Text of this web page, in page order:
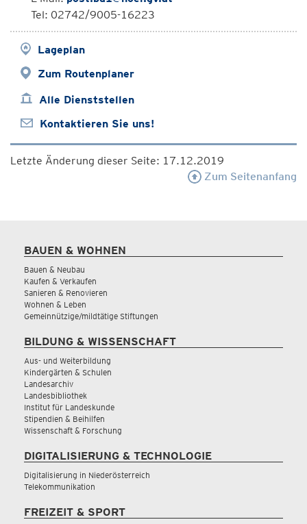
Tel: 02742/9005-16223
Lageplan
Zum Routenplaner
Alle Dienststellen
Kontaktieren Sie uns!
Letzte Änderung dieser Seite: 17.12.2019
Zum Seitenanfang
BAUEN & WOHNEN
Bauen & Neubau
Kaufen & Verkaufen
Sanieren & Renovieren
Wohnen & Leben
Gemeinnützige/mildtätige Stiftungen
BILDUNG & WISSENSCHAFT
Aus- und Weiterbildung
Kindergärten & Schulen
Landesarchiv
Landesbibliothek
Institut für Landeskunde
Stipendien & Beihilfen
Wissenschaft & Forschung
DIGITALISIERUNG & TECHNOLOGIE
Digitalisierung in Niederösterreich
Telekommunikation
FREIZEIT & SPORT